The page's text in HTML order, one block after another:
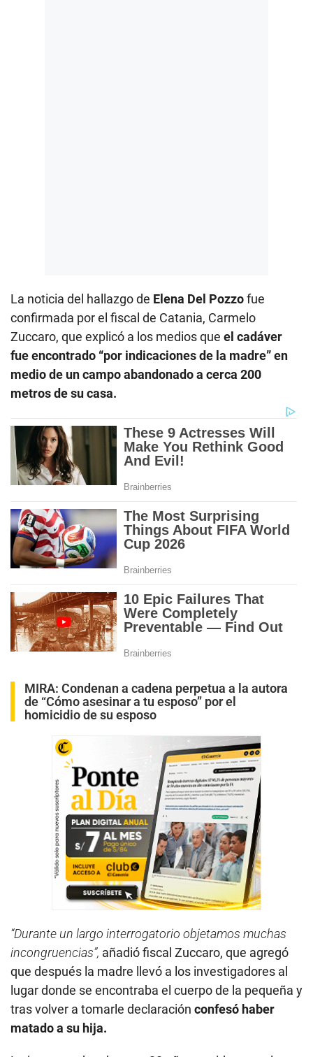
La noticia del hallazgo de Elena Del Pozzofue
confirmada por el fiscal de Catania, Carmelo
Zuccaro, que explicó a los medios que el cadáver
fue encontrado “por indicaciones de la madre” en
medio de un campo abandonado a cerca 200
metros de su casa.
MIRA: Condenan a cadena perpetua a la autora
de “Cómo asesinar a tu esposo” por el
homicidio de su esposo
“Durante un largo interrogatorio objetamos muchas
incongruencias”, añadió fiscal Zuccaro, que agregó
que después la madre llevó a los investigadores al
lugar donde se encontraba el cuerpo de la pequeña y
tras volver a tomarle declaración confesó haber
matado a su hija.